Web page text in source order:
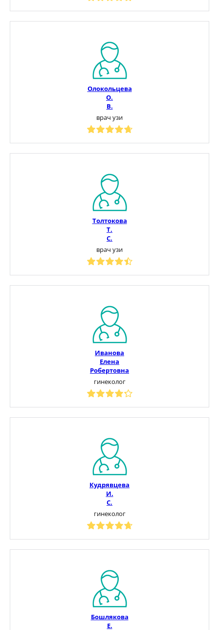
Олокольцева
О.
В.
врач узи
Толтокова
Т.
С.
врач узи
Иванова
Елена
Робертовна
гинеколог
Кудрявцева
И.
С.
гинеколог
Бошлякова
Е.